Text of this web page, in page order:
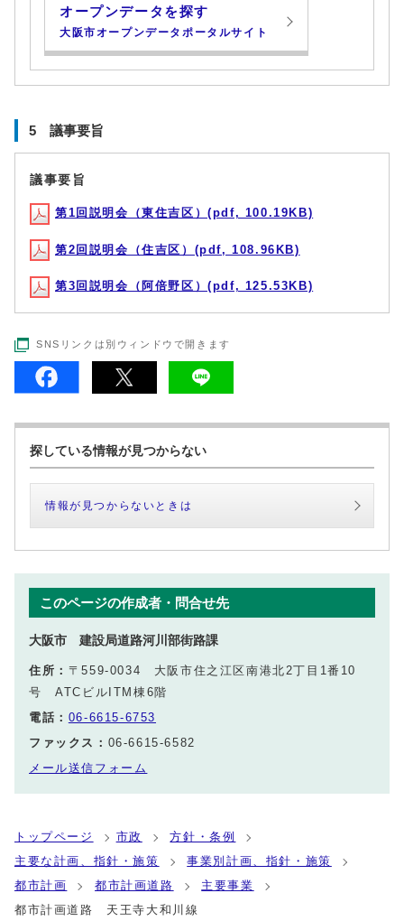
オープンデータを探す
大阪市オープンデータポータルサイト
5 議事要旨
議事要旨
第1回説明会（東住吉区）(pdf, 100.19KB)
第2回説明会（住吉区）(pdf, 108.96KB)
第3回説明会（阿倍野区）(pdf, 125.53KB)
SNSリンクは別ウィンドウで開きます
探している情報が見つからない
情報が見つからないときは
このページの作成者・問合せ先
大阪市 建設局道路河川部街路課
住所： 〒559-0034 大阪市住之江区南港北2丁目1番10
号 ATCビルITM棟6階
電話： 06-6615-6753
ファックス： 06-6615-6582
メール送信フォーム
トップページ 市政
方針・条例
主要な計画、指針・施策
事業別計画、指針・施策
都市計画
都市計画道路
主要事業
都市計画道路 天王寺大和川線